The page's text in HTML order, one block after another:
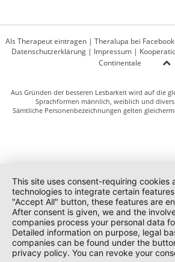
Als Therapeut eintragen | Theralupa bei Facebook
Datenschutzerklärung| Impressum|
Continentale
Aus Gründen der besseren Lesbarkeit wird auf die
Sprachformen männlich, weiblich und
Sämtliche Personenbezeichnungen gelten
This site uses consent-requiring cookies
technologies to integrate certain
"Accept All" button, these features are
After consent is given, we and the
companies process your personal data
Detailed information on purpose, legal
companies can be found under the
privacy policy. You can revoke your